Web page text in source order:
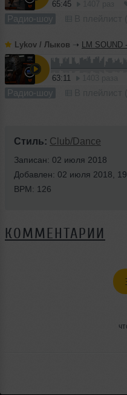
65:45
Радио-шоу
Lykov / Лыков ➝ LM SOUND -
63:11
Радио-шоу
Стиль: Club/Dance
Записан: 02 июля 2018
Добавлен: 02 июля 2018,
BPM: 126
КОММЕНТАРИИ